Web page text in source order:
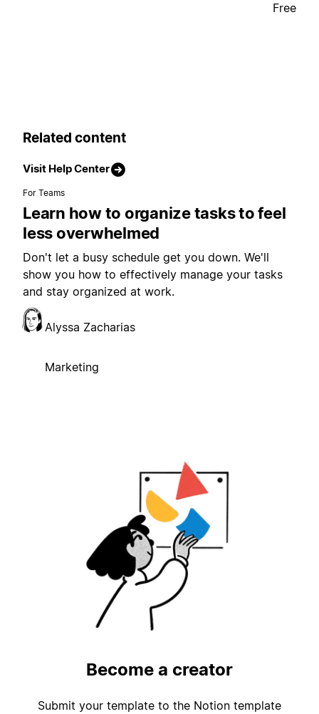
Free
Related content
Visit Help Center
For Teams
Learn how to organize tasks to feel
less overwhelmed
Don't let a busy schedule get you down. We'll
show you how to effectively manage your tasks
and stay organized at work.
Alyssa Zacharias
Marketing
Become a creator
Submit your template to the Notion template